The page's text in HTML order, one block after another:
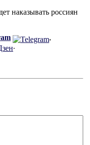
наказывать россиян
,
.